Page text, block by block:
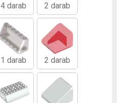
4 darab 2 darab
1 darab 2 darab